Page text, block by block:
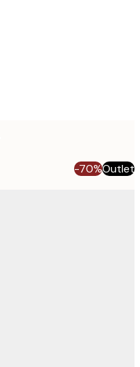
-70%Outlet